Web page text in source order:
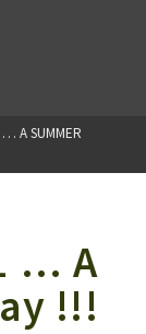
… A SUMMER
… A
!!!